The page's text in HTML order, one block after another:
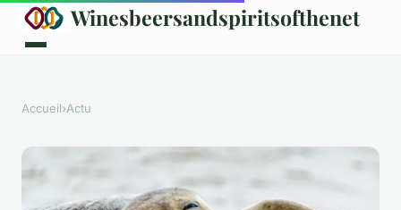
Winesbeersandspiritsofthenet
Accueil›Actu